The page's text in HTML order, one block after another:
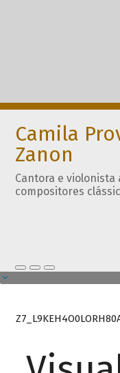
Camila
Zanon
Cantora e
compositores